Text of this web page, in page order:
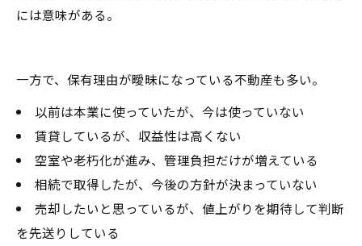
には意味がある。
一方で、保有理由が曖昧になっている不動産も多い。
以前は本業に使っていたが、今は使っていない
賃貸しているが、収益性は高くない
空室や老朽化が進み、管理負担だけが増えている
相続で取得したが、今後の方針が決まっていない
売却したいと思っているが、値上がりを期待して判断
を先送りしている